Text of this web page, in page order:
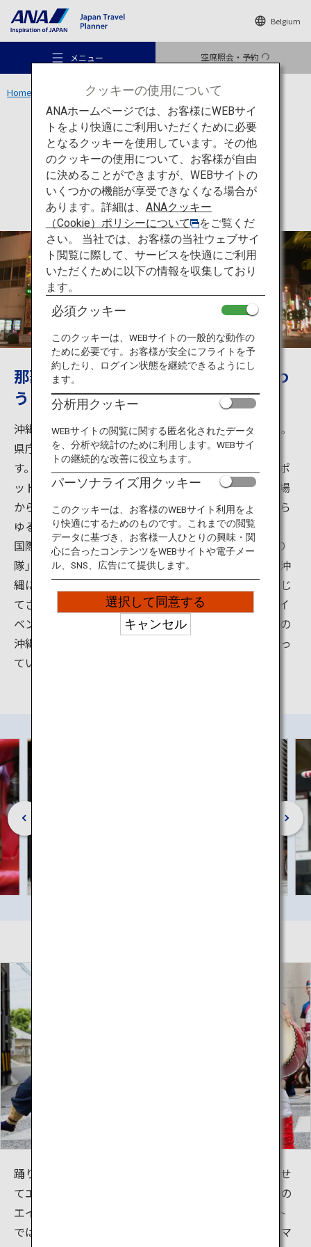
Belgium
メニュー 空席照会・予約
おすすめの旅
旅のアイデア
行き先
旅のお役立ち情報
ANA サービス
Home 沖縄エリア 那覇市国際通り
買い物 沖縄
那覇市国際通り
那覇市中心部にある商店街の魅力を味わ
う
沖縄の魅力は美しいビーチと離島だけではありません。
県庁所在地である那覇市にも数々の観光名所がありま
す。那覇市国際通り商店街は、那覇を代表する観光スポ
ットのひとつ。沖縄の郷土料理やお土産品が買える市場
から、今風のカフェ、漫画やアニメの専門店まで、あら
ゆるお店がそろっています。
国際通りでは、8月上旬開催の「一万人のエイサー踊り
隊」や５年に一度の「世界のウチナーンチュ大会」（沖
縄にルーツを持つ日系人の集い）をはじめ、年間を通じ
てさまざまな文化的催しも行われています。こうしたイ
ベントも大きな魅力となり、国際通りは日本最南端県の
沖縄を訪れる観光客が必ず立ち寄りたいスポットになっ
ています。
踊り隊が太鼓を打ち鳴らしながら、陽気な音楽に合わせ
てエイサーを踊りながら国際通りを練り歩く「一万人の
エイサー躍り隊」。8月上旬に開催されるこのイベント
では、参加者の気迫のこもった踊りや楽しいパフォーマ
クッキーの使用について
ANAホームページでは、お客様にWEBサイ
トをより快適にご利用いただくために必要
となるクッキーを使用しています。その他
のクッキーの使用について、お客様が自由
に決めることができますが、WEBサイトの
いくつかの機能が享受できなくなる場合が
あります。詳細は、 ANAクッキー
（Cookie）ポリシーについて
をご覧くだ
さい。 当社では、お客様の当社ウェブサイ
ト閲覧に際して、サービスを快適にご利用
いただくために以下の情報を収集しており
ます。
必須クッキー
このクッキーは、WEBサイトの一般的な動作の
ために必要です。お客様が安全にフライトを予
約したり、ログイン状態を継続できるようにし
ます。
分析用クッキー
WEBサイトの閲覧に関する匿名化されたデータ
を、分析や統計のために利用します。WEBサイ
トの継続的な改善に役立ちます。
パーソナライズ用クッキー
このクッキーは、お客様のWEBサイト利用をよ
り快適にするためのものです。これまでの閲覧
データに基づき、お客様一人ひとりの興味・関
心に合ったコンテンツをWEBサイトや電子メー
ル、SNS、広告にて提供します。
選択して同意する
キャンセル